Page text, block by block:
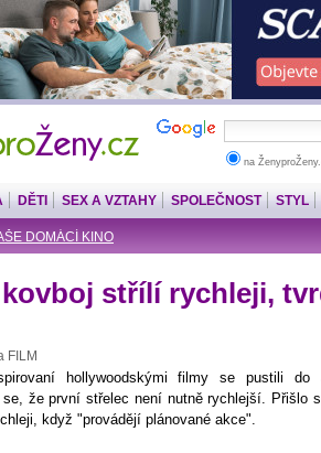
na
DĚTI SEX A VZTAHY SPOLEČNOST STYL
DOMÁCÍ KINO
střílí rychleji,
FILM
hollywoodskými filmy se pustili do
se, že první střelec není nutně rychlejší. Přišlo
když "provádějí plánované akce".